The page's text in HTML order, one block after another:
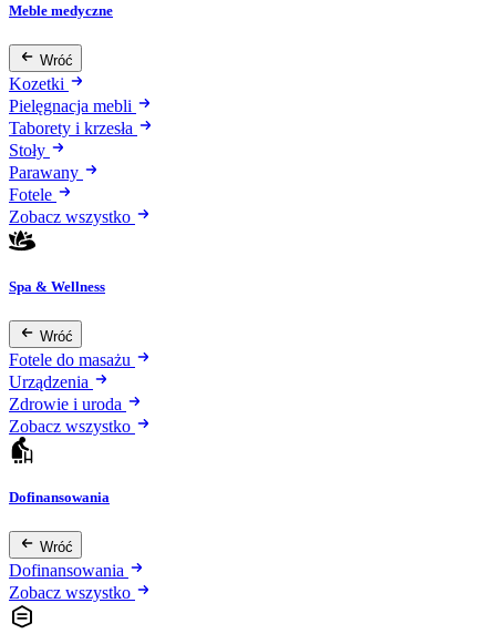
Meble medyczne
Wróć
Kozetki
Pielęgnacja mebli
Taborety i krzesła
Stoły
Parawany
Fotele
Zobacz wszystko
Spa & Wellness
Wróć
Fotele do masażu
Urządzenia
Zdrowie i uroda
Zobacz wszystko
Dofinansowania
Wróć
Dofinansowania
Zobacz wszystko